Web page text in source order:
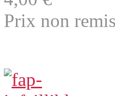
Prix non